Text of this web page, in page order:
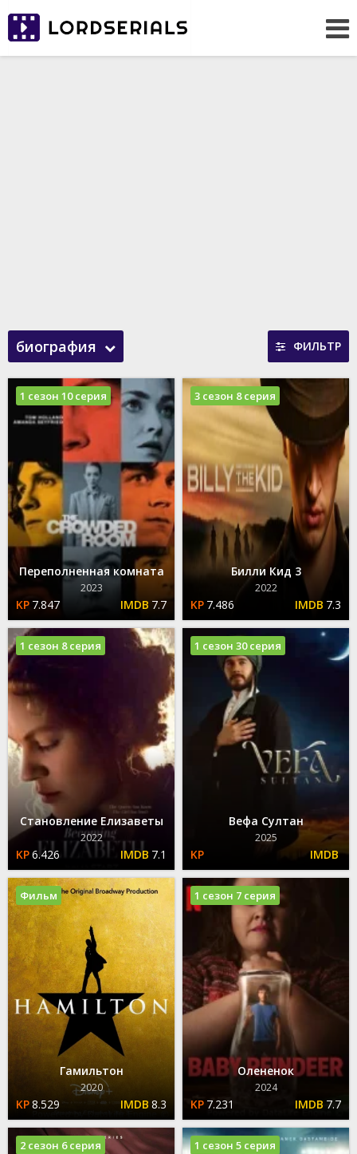
биография ФИЛЬТР
Переполненная комната
2023
7.847 7.7
1 сезон 10 серия
Билли Кид 3
2022
7.486 7.3
3 сезон 8 серия
Становление Елизаветы
2022
6.426 7.1
1 сезон 8 серия
Вефа Султан
2025
1 сезон 30 серия
Гамильтон
2020
8.529 8.3
Фильм
Олененок
2024
7.231 7.7
1 сезон 7 серия
2 сезон 6 серия 1 сезон 5 серия